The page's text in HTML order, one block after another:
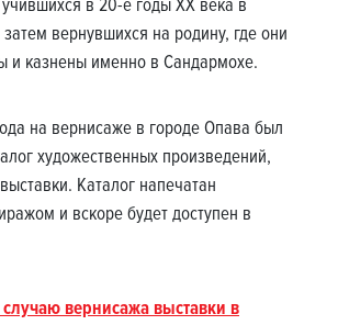
в 20-е годы ХХ века в
вернувшихся на родину, где они
и казнены именно в Сандармохе.
на вернисаже в городе Опава был
художественных произведений,
Каталог напечатан
и вскоре будет доступен в
вернисажа выставки в